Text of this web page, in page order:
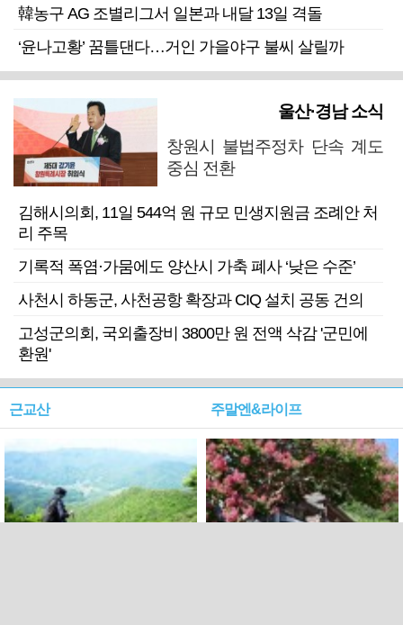
韓농구 AG 조별리그서 일본과 내달 13일 격돌
‘윤나고황’ 꿈틀댄다…거인 가을야구 불씨 살릴까
울산·경남 소식
창원시 불법주정차 단속 계도
중심 전환
김해시의회, 11일 544억 원 규모 민생지원금 조례안 처
리 주목
기록적 폭염·가뭄에도 양산시 가축 폐사 ‘낮은 수준’
사천시 하동군, 사천공항 확장과 CIQ 설치 공동 건의
고성군의회, 국외출장비 3800만 원 전액 삭감 '군민에
환원'
근교산 주말엔&라이프